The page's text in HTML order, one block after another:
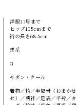
洋服11号まで
ヒップ105cmまで
裄の長さ68.5cm
黒系
G
モダン・クール
着物／袴／半幅帯（おまか
せ）／襦袢／足袋／半衿／